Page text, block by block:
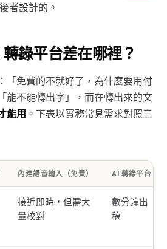
者設計的。
錄平台差在哪裡？
「免費的不就好了，為什麼要用付
能不能轉出字」，而在轉出來的文
能用 。下表以實務常見需求對照三
內建語音輸入（免費） AI 轉錄平台
接近即時，但需大
量校對
數分鐘出
稿